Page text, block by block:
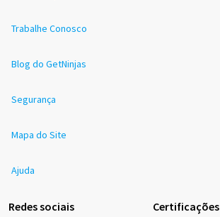
Trabalhe Conosco
Blog do GetNinjas
Segurança
Mapa do Site
Ajuda
Redes sociais Certificações